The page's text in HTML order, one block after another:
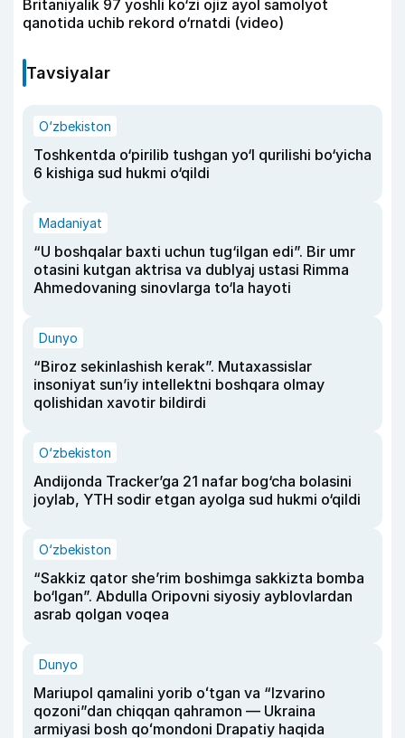
Britaniyalik 97 yoshli ko‘zi ojiz ayol samolyot
qanotida uchib rekord o‘rnatdi (video)
Tavsiyalar
O‘zbekiston
Toshkentda o‘pirilib tushgan yo‘l qurilishi bo‘yicha
6 kishiga sud hukmi o‘qildi
Madaniyat
“U boshqalar baxti uchun tug‘ilgan edi”. Bir umr
otasini kutgan aktrisa va dublyaj ustasi Rimma
Ahmedovaning sinovlarga to‘la hayoti
Dunyo
“Biroz sekinlashish kerak”. Mutaxassislar
insoniyat sun’iy intellektni boshqara olmay
qolishidan xavotir bildirdi
O‘zbekiston
Andijonda Tracker’ga 21 nafar bog‘cha bolasini
joylab, YTH sodir etgan ayolga sud hukmi o‘qildi
O‘zbekiston
“Sakkiz qator she’rim boshimga sakkizta bomba
bo‘lgan”. Abdulla Oripovni siyosiy ayblovlardan
asrab qolgan voqea
Dunyo
Mariupol qamalini yorib oʻtgan va “Izvarino
qozoni”dan chiqqan qahramon — Ukraina
armiyasi bosh qoʻmondoni Drapatiy haqida